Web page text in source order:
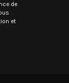
de
et